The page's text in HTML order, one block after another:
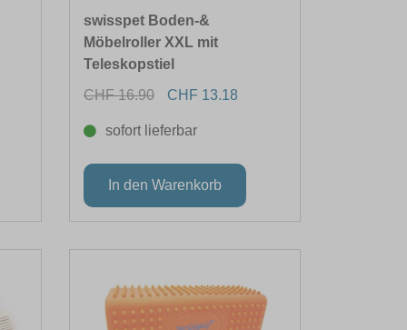
swisspet Boden-&
Möbelroller XXL mit
Teleskopstiel
CHF 16.90
CHF 13.18
sofort lieferbar